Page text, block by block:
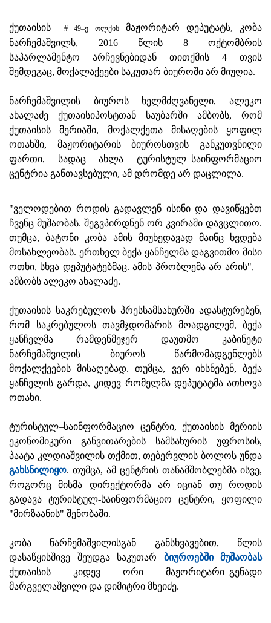
ქუთაისის# 49–ე ოლქისმაჟორიტარ დეპუტატს, კობა
ნარჩემაშვილს, 2016 წლის 8 ოქტომბრის
საპარლამენტო არჩევნებიდან თითქმის 4 თვის
შემდეგაც, მოქალაქეები საკუთარ ბიუროში არ მიუღია.
ნარჩემაშვილის ბიუროს ხელმძღვანელი, ალეკო
ახალაძე ქუთაისიპოსტთან საუბარში ამბობს, რომ
ქუთაისის მერიაში, მოქალქეთა მისაღების ყოფილ
ოთახში, მაჟორიტარის ბიუროსთვის განკუთვნილი
ფართი, სადაც ახლა ტურისტულ–საინფორმაციო
ცენტრია განთავსებული, ამ დრომდე არ დაცლილა.
"ველოდებით როდის გადავლენ ისინი და დავიწყებთ
ჩვენც მუშაობას. შეგვპირდნენ ორ კვირაში დავცლითო.
თუმცა, ბატონი კობა ამის მიუხედავად მაინც ხვდება
მოსახლეობას. ერთხელ ბექა ყანჩელმა დაგვითმო მისი
ოთხი, სხვა დეპუტატებმაც. ამის პრობლემა არ არის", –
ამბობს ალეკო ახალაძე.
ქუთაისის საკრებულოს პრესსამსახურში ადასტურებენ,
რომ საკრებულოს თავმჯდომარის მოადგილემ, ბექა
ყანჩელმა რამდენმეჯერ დაუთმო კაბინეტი
ნარჩემაშვილის ბიუროს წარმომადგენლებს
მოქალქეების მისაღებად. თუმცა, ვერ იხსნებენ, ბექა
ყანჩელის გარდა, კიდევ რომელმა დეპუტატმა ათხოვა
ოთახი.
ტურისტულ–საინფორმაციო ცენტრი, ქუთაისის მერიის
ეკონომიკური განვითარების სამსახურის უფროსის,
პაატა კლდიაშვილის თქმით, თებერვლის ბოლოს უნდა
გახსნილიყო. თუმცა, ამ ცენტრის თანამშობლებმა ისვე,
როგორც მისმა დირექტორმა არ იციან თუ როდის
გადავა ტურისტულ-საინფორმაციო ცენტრი, ყოფილი
"მირზაანის" შენობაში.
კობა ნარჩემაშვილისგან განსხვავებით, წლის
დასაწყისშივე შეუდგა საკუთარ ბიუროებში მუშაობას
ქუთაისის კიდევ ორი მაჟორიტარი–გენადი
მარგველაშვილი და დიმიტრი მხეიძე.